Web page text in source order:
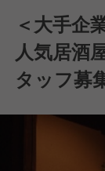
＜大手企
人気居酒
タッフ募